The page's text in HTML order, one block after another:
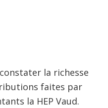
la richesse
faites par
la HEP Vaud.